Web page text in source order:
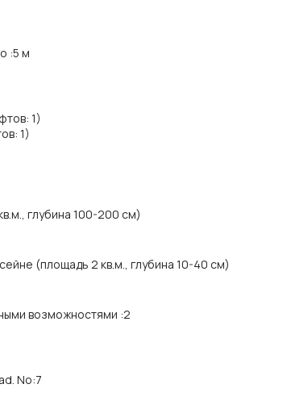
:5 м
1)
1)
глубина 100-200 см)
(площадь 2 кв.м., глубина 10-40 см)
возможностями :2
No:7